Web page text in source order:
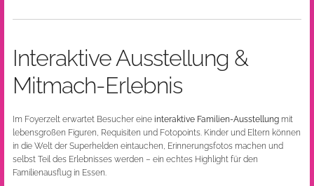
Interaktive Ausstellung &
Mitmach-Erlebnis
Im Foyerzelt erwartet Besucher eineinteraktive Familien-Ausstellung mit
lebensgroßen Figuren, Requisiten und Fotopoints. Kinder und Eltern können
in die Welt der Superhelden eintauchen, Erinnerungsfotos machen und
selbst Teil des Erlebnisses werden – ein echtes Highlight für den
Familienausflug in Essen.